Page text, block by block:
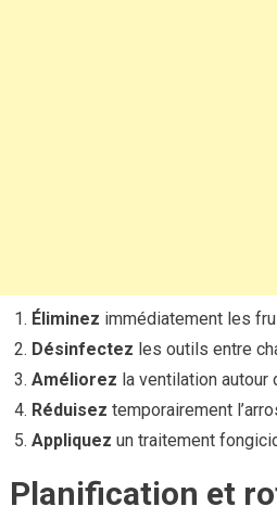
Éliminez immédiatement les
Désinfectez les outils entre
Améliorez la ventilation autour
Réduisez temporairement
Appliquez un traitement
Planification et